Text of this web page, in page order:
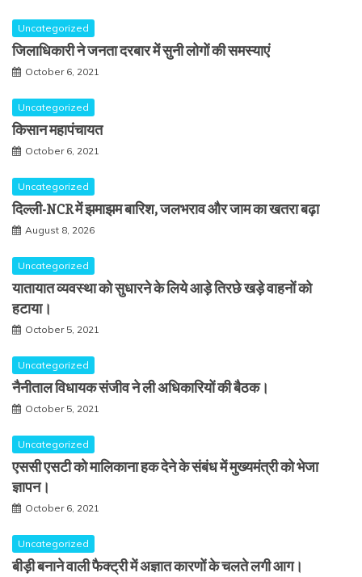
Uncategorized
जिलाधिकारी ने जनता दरबार में सुनी लोगों की समस्याएं
October 6, 2021
Uncategorized
किसान महापंचायत
October 6, 2021
Uncategorized
दिल्ली-NCR में झमाझम बारिश, जलभराव और जाम का खतरा बढ़ा
August 8, 2026
Uncategorized
यातायात व्यवस्था को सुधारने के लिये आड़े तिरछे खड़े वाहनों को
हटाया।
October 5, 2021
Uncategorized
नैनीताल विधायक संजीव ने ली अधिकारियों की बैठक।
October 5, 2021
Uncategorized
एससी एसटी को मालिकाना हक देने के संबंध में मुख्यमंत्री को भेजा
ज्ञापन।
October 6, 2021
Uncategorized
बीड़ी बनाने वाली फैक्ट्री में अज्ञात कारणों के चलते लगी आग।